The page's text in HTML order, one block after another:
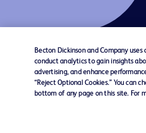
AGB Kontaktieren Sie uns
Becton Dickinson and Company
conduct analytics to gain insights
advertising, and enhance
“Reject Optional Cookies.” You can
bottom of any page on this site. For